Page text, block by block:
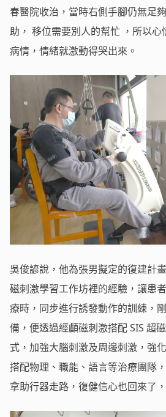
春醫院收治，當時右側手腳仍無足
助， 移位需要別人的幫忙 ，所以
病情，情緒就激動得哭出來。
吳俊諺說，他為張男擬定的復建計
磁刺激學習工作坊裡的經驗，讓患
療時，同步進行誘發動作的訓練，
備，便透過經顱磁刺激搭配 SIS 超
式，加強大腦刺激及周邊刺激，強
搭配物理、職能、語言等治療團隊
拿助行器走路，復健信心也回來了